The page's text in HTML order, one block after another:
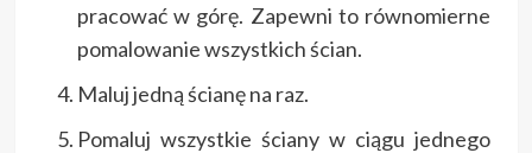
pracować w górę. Zapewni to równomierne
pomalowanie wszystkich ścian.
Maluj jedną ścianę na raz.
Pomaluj wszystkie ściany w ciągu jednego